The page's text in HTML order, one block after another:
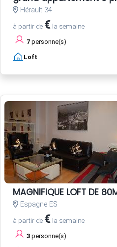
Hérault 34
à partir de € la semaine
7 personne(s)
Loft
MAGNIFIQUE LOFT DE
Espagne ES
à partir de € la semaine
3 personne(s)